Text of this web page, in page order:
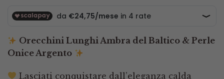
originale
era:
€102.00.
è:
€99.00.
Orecchini Lunghi Ambra del Baltico & Perle
Onice Argento
Lasciati conquistare dall’eleganza calda